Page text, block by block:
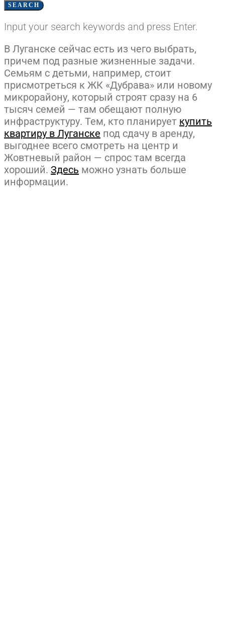
SEARCH
Input your search keywords and press Enter.
В Луганске сейчас есть из чего выбрать,
причем под разные жизненные задачи.
Семьям с детьми, например, стоит
присмотреться к ЖК «Дубрава» или новому
микрорайону, который строят сразу на 6
тысяч семей — там обещают полную
инфраструктуру. Тем, кто планирует купить
квартиру в Луганске под сдачу в аренду,
выгоднее всего смотреть на центр и
Жовтневый район — спрос там всегда
хороший. Здесь можно узнать больше
информации.